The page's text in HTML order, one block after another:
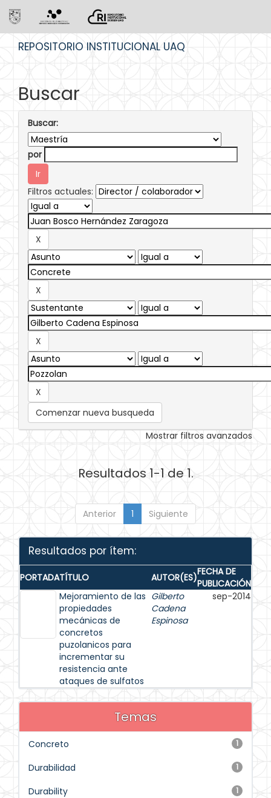
REPOSITORIO INSTITUCIONAL UAQ
Buscar
Buscar:
por
Filtros actuales:
Comenzar nueva busqueda
Mostrar filtros avanzados
Resultados 1-1 de 1.
Anterior 1 Siguiente
Resultados por ítem:
PORTADATÍTULO AUTOR(ES)FECHA DE
PUBLICACIÓN
Mejoramiento de las
propiedades
mecánicas de
concretos
puzolanicos para
incrementar su
resistencia ante
ataques de sulfatos
Gilberto
Cadena
Espinosa
sep-2014
Temas
1
Concreto
1
Durabilidad
1
Durability